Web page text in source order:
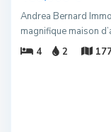
Andrea Bernard
magnifique maison
4
2